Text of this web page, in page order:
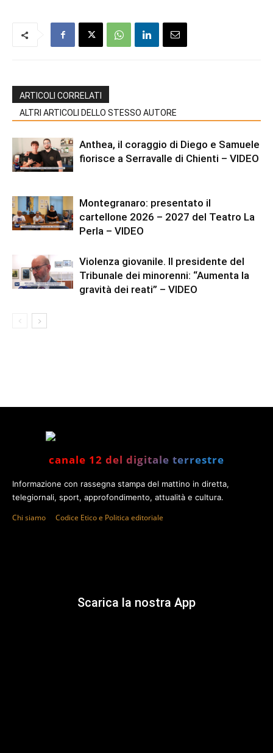
ARTICOLI CORRELATI
ALTRI ARTICOLI DELLO STESSO AUTORE
Anthea, il coraggio di Diego e Samuele
fiorisce a Serravalle di Chienti – VIDEO
Montegranaro: presentato il
cartellone 2026 – 2027 del Teatro La
Perla – VIDEO
Violenza giovanile. Il presidente del
Tribunale dei minorenni: “Aumenta la
gravità dei reati” – VIDEO
canale 12 del digitale terrestre
Informazione con rassegna stampa del mattino in diretta,
telegiornali, sport, approfondimento, attualità e cultura.
Chi siamo Codice Etico e Politica editoriale
Scarica la nostra App